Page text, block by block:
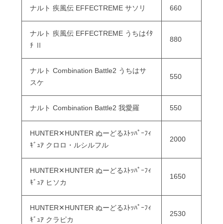
ナルト 疾風伝 EFFECTREME サソリ 660
ナルト 疾風伝 EFFECTREME うちはｲﾀ
ﾁ Ⅱ
880
ナルト Combination Battle2 うちはサ
スケ
550
ナルト Combination Battle2 我愛羅 550
HUNTER✕HUNTER ぬーどるｽﾄｯﾊﾟｰﾌｨ
ｷﾞｭｱ クロロ・ルシルフル
2000
HUNTER✕HUNTER ぬーどるｽﾄｯﾊﾟｰﾌｨ
ｷﾞｭｱ ヒソカ
1650
HUNTER✕HUNTER ぬーどるｽﾄｯﾊﾟｰﾌｨ
ｷﾞｭｱ クラピカ
2530